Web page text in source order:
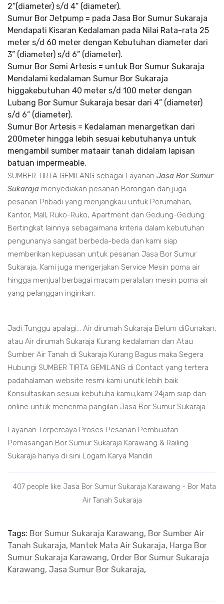
2”(diameter) s/d 4” (diameter).
Sumur Bor Jetpump = pada Jasa Bor Sumur Sukaraja
Mendapati Kisaran Kedalaman pada Nilai Rata-rata 25
meter s/d 60 meter dengan Kebutuhan diameter dari
3” (diameter) s/d 6” (diameter).
Sumur Bor Semi Artesis = untuk Bor Sumur Sukaraja
Mendalami kedalaman Sumur Bor Sukaraja
higgakebutuhan 40 meter s/d 100 meter dengan
Lubang Bor Sumur Sukaraja besar dari 4” (diameter)
s/d 6” (diameter).
Sumur Bor Artesis = Kedalaman menargetkan dari
200meter hingga lebih sesuai kebutuhanya untuk
mengambil sumber mataair tanah didalam lapisan
batuan impermeable.
SUMBER TIRTA GEMILANG sebagai Layanan Jasa Bor Sumur
Sukaraja menyediakan pesanan Borongan dan juga
pesanan Pribadi yang menjangkau untuk Perumahan,
Kantor, Mall, Ruko-Ruko, Apartment dan Gedung-Gedung
Bertingkat lainnya sebagaimana kriteria dalam kebutuhan
pengunanya sangat berbeda-beda dan kami siap
memberikan kepuasan untuk pesanan Jasa Bor Sumur
Sukaraja, Kami juga mengerjakan Service Mesin poma air
hingga menjual berbagai macam peralatan mesin poma air
yang pelanggan inginkan.
Jadi Tunggu apalagi... Air dirumah Sukaraja Belum diGunakan,
atau Air dirumah Sukaraja Kurang kedalaman dan Atau
Sumber Air Tanah di Sukaraja Kurang Bagus maka Segera
Hubungi SUMBER TIRTA GEMILANG di Contact yang tertera
padahalaman website resmi kami unutk lebih baik
Konsultasikan sesuai kebutuha kamu,kami 24jam siap dan
online untuk menerima pangilan Jasa Bor Sumur Sukaraja.
Layanan Terpercaya Proses Pesanan Pembuatan
Pemasangan Bor Sumur Sukaraja Karawang & Railing
Sukaraja hanya di sini Logam Karya Mandiri.
407 people like Jasa Bor Sumur Sukaraja Karawang - Bor Mata
Air Tanah Sukaraja
Tags: Bor Sumur Sukaraja Karawang, Bor Sumber Air
Tanah Sukaraja, Mantek Mata Air Sukaraja, Harga Bor
Sumur Sukaraja Karawang, Order Bor Sumur Sukaraja
Karawang, Jasa Sumur Bor Sukaraja,